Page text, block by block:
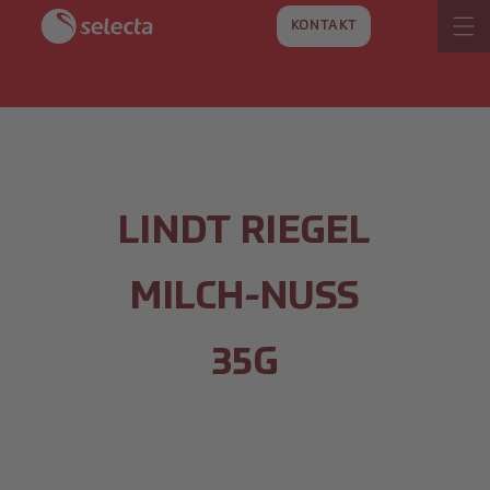
ZUM
INHALT
KONTAKT
LINDT RIEGEL
MILCH-NUSS
35G